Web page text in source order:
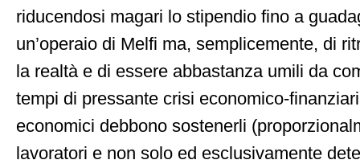
riducendosi magari lo stipendio fino a
un’operaio di Melfi ma, semplicemente, di
la realtà e di essere abbastanza umili da
tempi di pressante crisi economico-
economici debbono sostenerli
lavoratori e non solo ed esclusivamente